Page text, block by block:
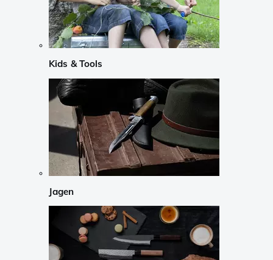
Kids & Tools
Jagen